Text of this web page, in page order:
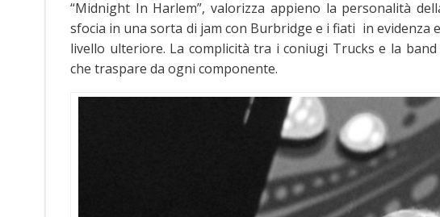
“Midnight In Harlem”, valorizza appieno la personalità
sfocia in una sorta di jam con Burbridge e i fiati in
livello ulteriore. La complicità tra i coniugi Trucks e la
che traspare da ogni componente.